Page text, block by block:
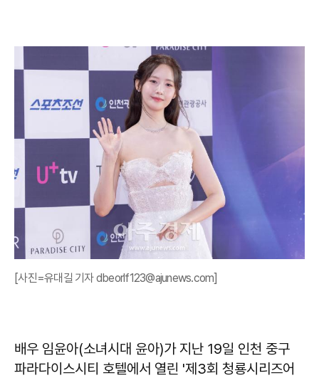
[사진=유대길 기자 dbeorlf123@ajunews.com]
배우 임윤아(소녀시대 윤아)가 지난 19일 인천 중구
파라다이스시티 호텔에서 열린 '제3회 청룡시리즈어